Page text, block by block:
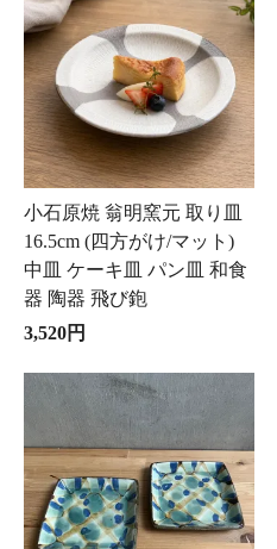
小石原焼 翁明窯元 取り皿
16.5cm (四方がけ/マット)
中皿 ケーキ皿 パン皿 和食
器 陶器 飛び鉋
3,520円